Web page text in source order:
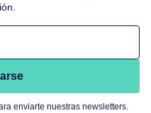
enviarte nuestras newsletters.